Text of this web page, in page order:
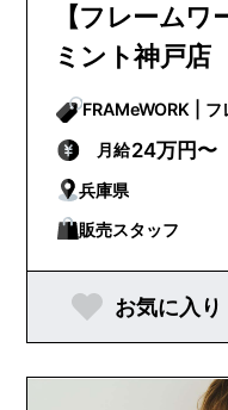
【フレームワ
ミント神戸店
月給24万円〜
兵庫県
販売スタッフ
お気に入り